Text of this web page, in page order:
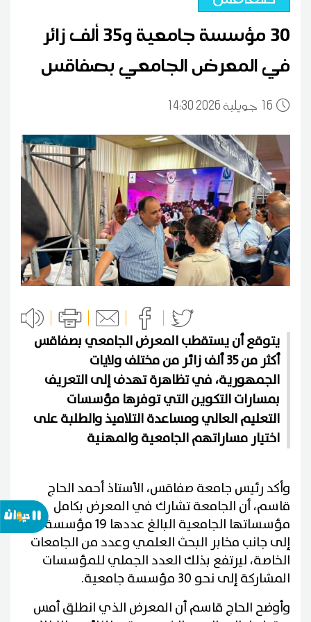
30 مؤسسة جامعية و35 ألف زائر
في المعرض الجامعي بصفاقس
16 14:30 2026 جويلية
يتوقع أن يستقطب المعرض الجامعي بصفاقس
أكثر من 35 ألف زائر من مختلف ولايات
الجمهورية، في تظاهرة تهدف إلى التعريف
بمسارات التكوين التي توفرها مؤسسات
التعليم العالي ومساعدة التلاميذ والطلبة على
اختيار مساراتهم الجامعية والمهنية
وأكد رئيس جامعة صفاقس، الأستاذ أحمد الحاج
قاسم، أن الجامعة تشارك في المعرض بكامل
مؤسساتها الجامعية البالغ عددها 19 مؤسسة،
إلى جانب مخابر البحث العلمي وعدد من الجامعات
الخاصة، ليرتفع بذلك العدد الجملي للمؤسسات
المشاركة إلى نحو 30 مؤسسة جامعية.
وأوضح الحاج قاسم أن المعرض الذي انطلق أمس